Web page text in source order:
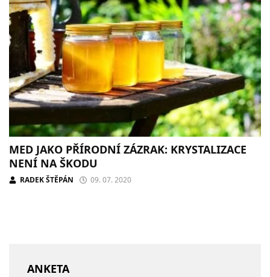
MED JAKO PŘÍRODNÍ ZÁZRAK: KRYSTALIZACE
NENÍ NA ŠKODU
RADEK ŠTĚPÁN 09. 07. 2020
ANKETA